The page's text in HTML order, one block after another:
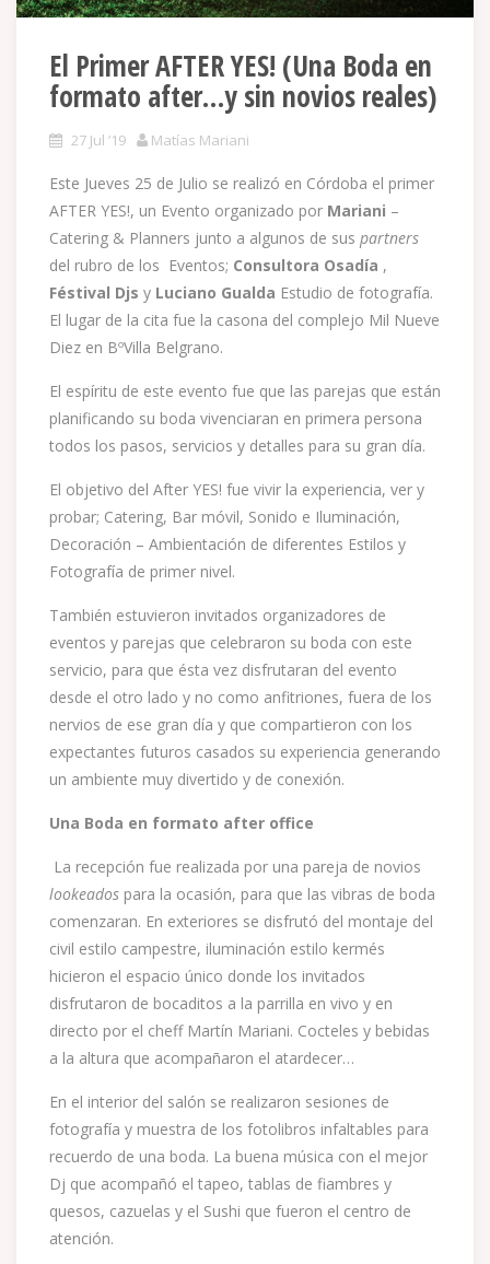
El Primer AFTER YES! (Una Boda en
formato after…y sin novios reales)
27 Jul ’19 Matías Mariani
Este Jueves 25 de Julio se realizó en Córdoba el primer
AFTER YES!, un Evento organizado por Mariani –
Catering & Planners junto a algunos de sus partners
del rubro de los Eventos; Consultora Osadía ,
Féstival Djs y Luciano Gualda Estudio de fotografía.
El lugar de la cita fue la casona del complejo Mil Nueve
Diez en BºVilla Belgrano.
El espíritu de este evento fue que las parejas que están
planificando su boda vivenciaran en primera persona
todos los pasos, servicios y detalles para su gran día.
El objetivo del After YES! fue vivir la experiencia, ver y
probar; Catering, Bar móvil, Sonido e Iluminación,
Decoración – Ambientación de diferentes Estilos y
Fotografía de primer nivel.
También estuvieron invitados organizadores de
eventos y parejas que celebraron su boda con este
servicio, para que ésta vez disfrutaran del evento
desde el otro lado y no como anfitriones, fuera de los
nervios de ese gran día y que compartieron con los
expectantes futuros casados su experiencia generando
un ambiente muy divertido y de conexión.
Una Boda en formato after office
La recepción fue realizada por una pareja de novios
lookeados para la ocasión, para que las vibras de boda
comenzaran. En exteriores se disfrutó del montaje del
civil estilo campestre, iluminación estilo kermés
hicieron el espacio único donde los invitados
disfrutaron de bocaditos a la parrilla en vivo y en
directo por el cheff Martín Mariani. Cocteles y bebidas
a la altura que acompañaron el atardecer…
En el interior del salón se realizaron sesiones de
fotografía y muestra de los fotolibros infaltables para
recuerdo de una boda. La buena música con el mejor
Dj que acompañó el tapeo, tablas de fiambres y
quesos, cazuelas y el Sushi que fueron el centro de
atención.